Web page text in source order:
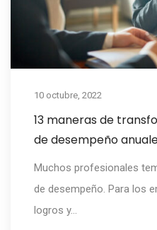
10 octubre, 2022
13 maneras de
de desempeño
Muchos profesionales
de desempeño. Para los
logros y...